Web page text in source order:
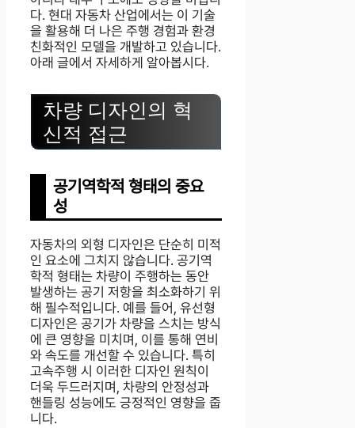
다. 현대 자동차 산업에서는 이 기술
을 활용해 더 나은 주행 경험과 환경
친화적인 모델을 개발하고 있습니다.
아래 글에서 자세하게 알아봅시다.
차량 디자인의 혁
신적 접근
공기역학적 형태의 중요
성
자동차의 외형 디자인은 단순히 미적
인 요소에 그치지 않습니다. 공기역
학적 형태는 차량이 주행하는 동안
발생하는 공기 저항을 최소화하기 위
해 필수적입니다. 예를 들어, 유선형
디자인은 공기가 차량을 스치는 방식
에 큰 영향을 미치며, 이를 통해 연비
와 속도를 개선할 수 있습니다. 특히
고속주행 시 이러한 디자인 원칙이
더욱 두드러지며, 차량의 안정성과
핸들링 성능에도 긍정적인 영향을 줍
니다.